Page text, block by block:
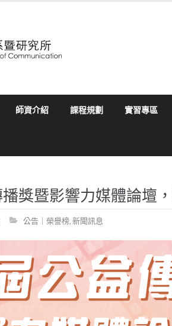
師資介紹 課程規劃 實習專區
獎暨影響力媒體論壇
公告｜榮譽榜,新聞訊息